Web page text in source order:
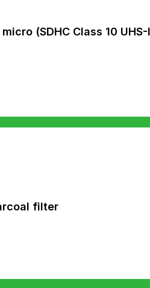
micro (SDHC Class 10
filter